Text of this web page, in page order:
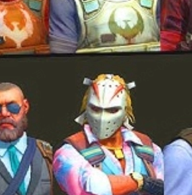
vários critérios relevantes para quem joga CS2 com
coleções de skins.
suas skins de armas.
experientes.
tudo certo. O objetivo aqui é dar uma visão geral
No entanto, alguns detalhes práticos podem